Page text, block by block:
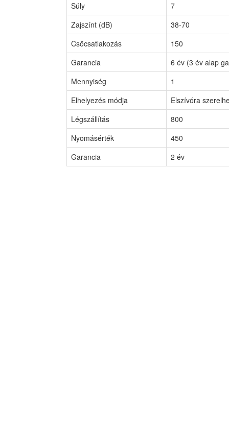
Súly
7
Zajszínt (dB)
38-70
Csőcsatlakozás
150
Garancia
6 év (3 év alap
Mennyiség
1
Elhelyezés módja
Elszívóra
Légszállítás
800
Nyomásérték
450
Garancia
2 év